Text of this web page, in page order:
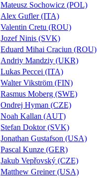
Mateusz Sochowicz (POL)
Alex Gufler (ITA)
Valentin Cretu (ROU)
Jozef Ninis (SVK)
Eduard Mihai Craciun (ROU)
Andriy Mandziy (UKR)
Lukas Peccei (ITA)
Walter Vikström (FIN)
Rasmus Moberg (SWE)
Ondrej Hyman (CZE)
Noah Kallan (AUT)
Stefan Doktor (SVK)
Jonathan Gustafson (USA)
Pascal Kunze (GER)
Jakub Vepřovský (CZE)
Matthew Greiner (USA)